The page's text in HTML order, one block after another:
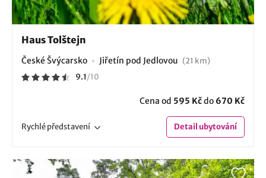
Haus Tolštejn
České Švýcarsko Jiřetín pod Jedlovou (21 km)
9.1/10
Cena od 595 Kčdo 670 Kč
Rychlépředstavení Detailubytování